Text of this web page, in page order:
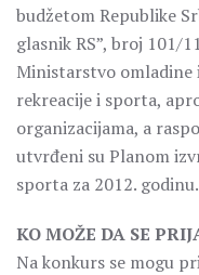
budžetom Republike
glasnik RS”, broj 101/
Ministarstvo omladine
rekreacije i sporta,
organizacijama, a
utvrđeni su Planom
sporta za 2012. godinu.
KO MOŽE DA SE
Na konkurs se mogu